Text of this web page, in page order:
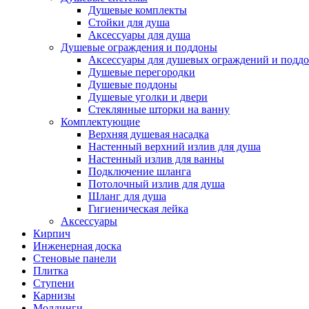
Душевые комплекты
Стойки для душа
Аксессуары для душа
Душевые ограждения и поддоны
Аксессуары для душевых ограждений и
Душевые перегородки
Душевые поддоны
Душевые уголки и двери
Стеклянные шторки на ванну
Комплектующие
Верхняя душевая насадка
Настенный верхний излив для душа
Настенный излив для ванны
Подключение шланга
Потолочный излив для душа
Шланг для душа
Гигиеническая лейка
Аксессуары
Кирпич
Инженерная доска
Стеновые панели
Плитка
Ступени
Карнизы